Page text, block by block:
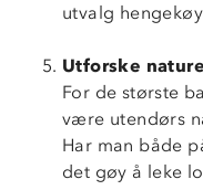
utvalg
Utforske
For de største
være utendørs
Har man både
det gøy å leke